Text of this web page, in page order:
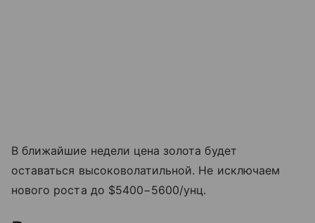
В ближайшие недели цена золота будет
оставаться высоковолатильной. Не исключаем
нового роста до $5400−5600/унц.